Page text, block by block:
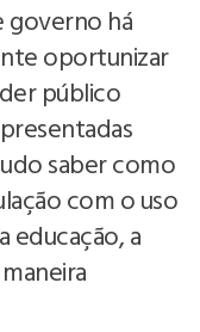
governo há
oportunizar
público
saber como
com o uso
educação, a